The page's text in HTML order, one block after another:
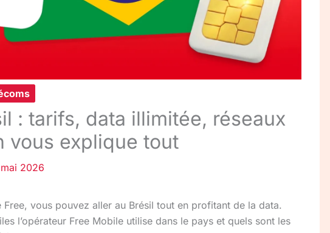
: tarifs, data illimitée, réseaux
vous explique tout
2026
vous pouvez aller au Brésil tout en profitant de la data.
l’opérateur Free Mobile utilise dans le pays et quels sont les